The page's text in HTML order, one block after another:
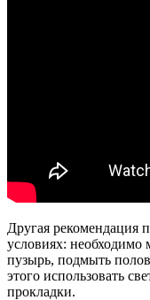
Другая рекомендация
условиях: необходимо
пузырь, подмыть
этого использовать
прокладки.